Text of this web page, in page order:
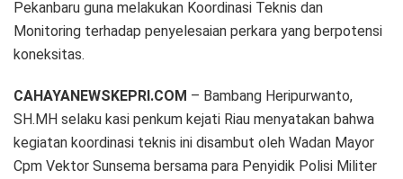
Pekanbaru guna melakukan Koordinasi Teknis dan
Monitoring terhadap penyelesaian perkara yang berpotensi
koneksitas.
CAHAYANEWSKEPRI.COM – Bambang Heripurwanto,
SH.MH selaku kasi penkum kejati Riau menyatakan bahwa
kegiatan koordinasi teknis ini disambut oleh Wadan Mayor
Cpm Vektor Sunsema bersama para Penyidik Polisi Militer